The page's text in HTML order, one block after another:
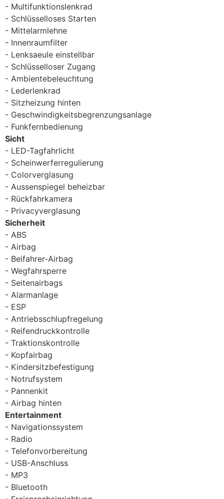
Multifunktionslenkrad
Schlüsselloses Starten
Mittelarmlehne
Innenraumfilter
Lenksaeule einstellbar
Schlüsselloser Zugang
Ambientebeleuchtung
Lederlenkrad
Sitzheizung hinten
Geschwindigkeitsbegrenzungsanlage
Funkfernbedienung
Sicht
LED-Tagfahrlicht
Scheinwerferregulierung
Colorverglasung
Aussenspiegel beheizbar
Rückfahrkamera
Privacyverglasung
Sicherheit
ABS
Airbag
Beifahrer-Airbag
Wegfahrsperre
Seitenairbags
Alarmanlage
ESP
Antriebsschlupfregelung
Reifendruckkontrolle
Traktionskontrolle
Kopfairbag
Kindersitzbefestigung
Notrufsystem
Pannenkit
Airbag hinten
Entertainment
Navigationssystem
Radio
Telefonvorbereitung
USB-Anschluss
MP3
Bluetooth